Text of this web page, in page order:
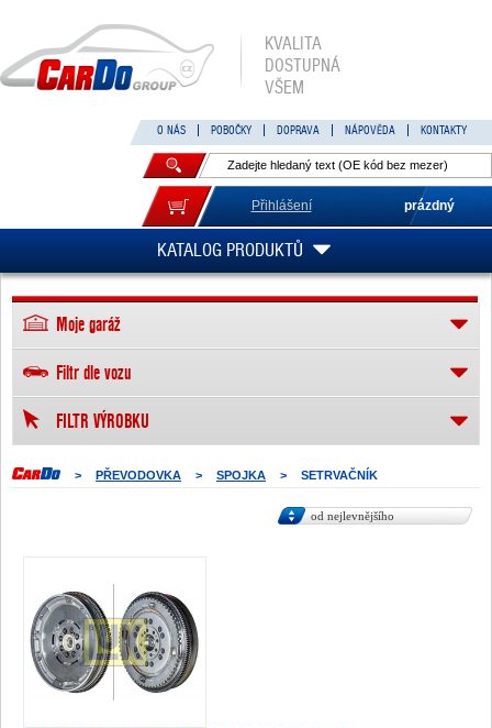
KVALITA
DOSTUPNÁ
VŠEM
O NÁS POBOČKY DOPRAVA NÁPOVĚDA KONTAKTY
Přihlášení prázdný
KATALOG PRODUKTŮ
> PŘEVODOVKA > SPOJKA > SETRVAČNÍK
od nejlevnějšího
Moje garáž
Filtr dle vozu
FILTR VÝROBKU